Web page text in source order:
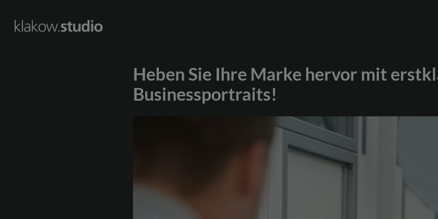
Business
Portrait
Heben Sie Ihre Marke hervor mit
Businessportraits!